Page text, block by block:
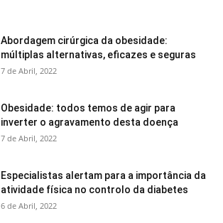
Abordagem cirúrgica da obesidade:
múltiplas alternativas, eficazes e seguras
7 de Abril, 2022
Obesidade: todos temos de agir para
inverter o agravamento desta doença
7 de Abril, 2022
Especialistas alertam para a importância da
atividade física no controlo da diabetes
6 de Abril, 2022